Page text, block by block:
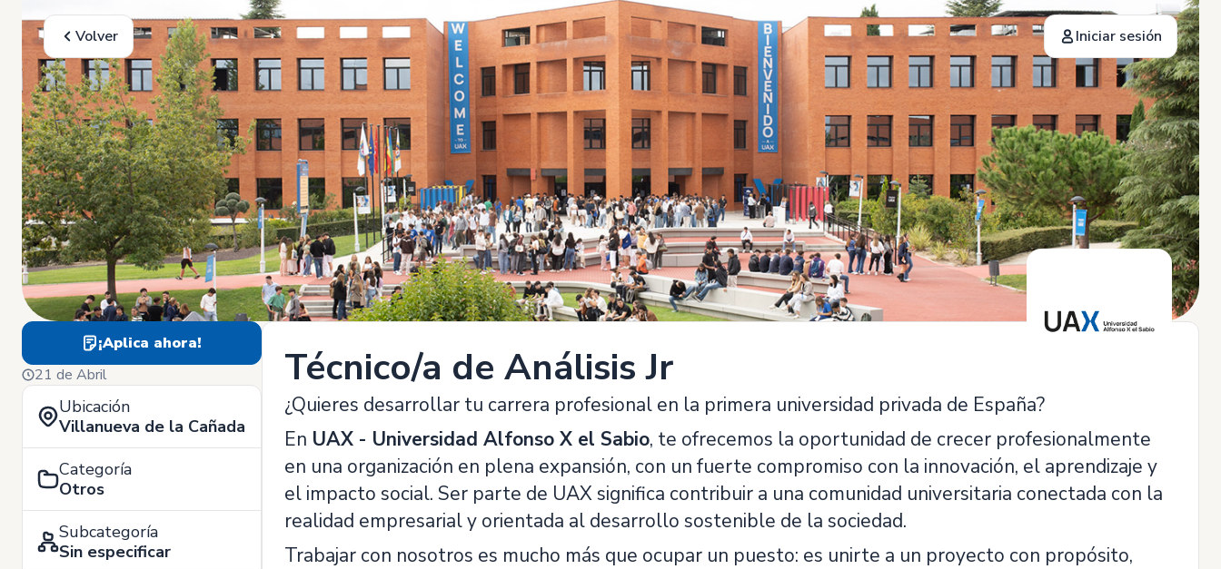
Volver Iniciar sesión
¡Aplica ahora!
21 de Abril
Ubicación
Villanueva de la Cañada
Categoría
Otros
Subcategoría
Sin especificar
Técnico/a de Análisis Jr
¿Quieres desarrollar tu carrera profesional en la primera universidad privada de España?
En UAX - Universidad Alfonso X el Sabio, te ofrecemos la oportunidad de crecer profesionalmente
en una organización en plena expansión, con un fuerte compromiso con la innovación, el aprendizaje y
el impacto social. Ser parte de UAX significa contribuir a una comunidad universitaria conectada con la
realidad empresarial y orientada al desarrollo sostenible de la sociedad.
Trabajar con nosotros es mucho más que ocupar un puesto: es unirte a un proyecto con propósito,